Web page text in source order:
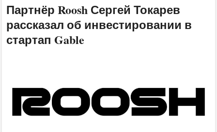
Партнёр Roosh Сергей Токарев
рассказал об инвестировании в
стартап Gable